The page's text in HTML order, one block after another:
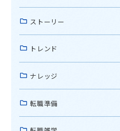
ストーリー
トレンド
ナレッジ
転職準備